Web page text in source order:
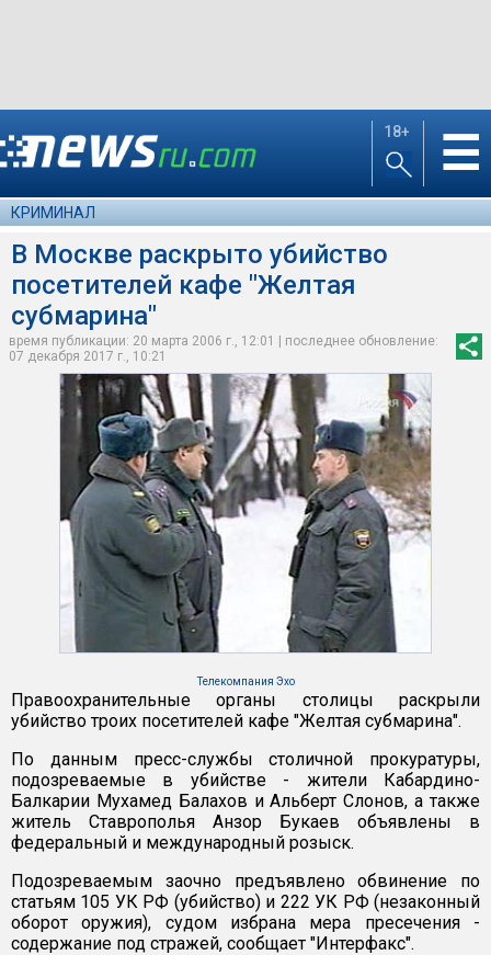
18+ ☰
КРИМИНАЛ
В Москве раскрыто убийство
посетителей кафе "Желтая
субмарина"
время публикации: 20 марта 2006 г., 12:01 | последнее обновление:
07 декабря 2017 г., 10:21
Телекомпания Эхо
Правоохранительные органы столицы раскрыли
убийство троих посетителей кафе "Желтая субмарина".
По данным пресс-службы столичной прокуратуры,
подозреваемые в убийстве - жители Кабардино-
Балкарии Мухамед Балахов и Альберт Слонов, а также
житель Ставрополья Анзор Букаев объявлены в
федеральный и международный розыск.
Подозреваемым заочно предъявлено обвинение по
статьям 105 УК РФ (убийство) и 222 УК РФ (незаконный
оборот оружия), судом избрана мера пресечения -
содержание под стражей, сообщает "Интерфакс".